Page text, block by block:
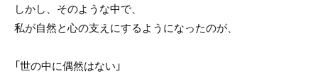
しかし、そのような中で、
私が自然と心の支えにするようになったのが、
「世の中に偶然はない」